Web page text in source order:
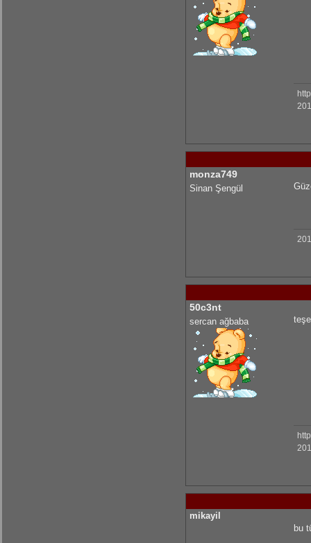
monza749
Sinan Şengül
50c3nt
sercan ağbaba
mikayil
bu